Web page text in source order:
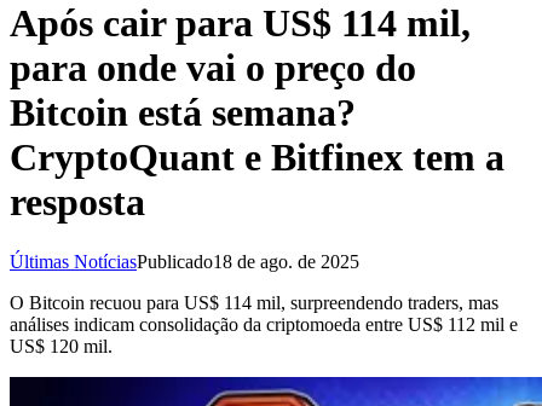
Após cair para US$ 114 mil,
para onde vai o preço do
Bitcoin está semana?
CryptoQuant e Bitfinex tem a
resposta
Últimas NotíciasPublicado18 de ago. de 2025
O Bitcoin recuou para US$ 114 mil, surpreendendo traders, mas
análises indicam consolidação da criptomoeda entre US$ 112 mil e
US$ 120 mil.